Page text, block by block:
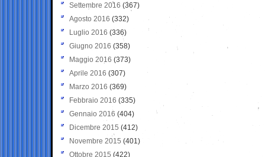
Settembre 2016 (367)
Agosto 2016 (332)
Luglio 2016 (336)
Giugno 2016 (358)
Maggio 2016 (373)
Aprile 2016 (307)
Marzo 2016 (369)
Febbraio 2016 (335)
Gennaio 2016 (404)
Dicembre 2015 (412)
Novembre 2015 (401)
Ottobre 2015 (422)